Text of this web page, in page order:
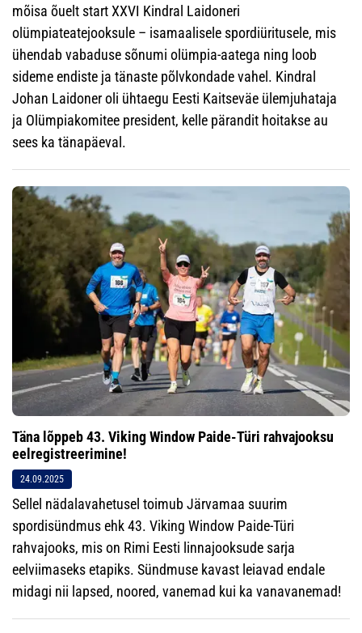
mõisa õuelt start XXVI Kindral Laidoneri
olümpiateatejooksule – isamaalisele spordiüritusele, mis
ühendab vabaduse sõnumi olümpia-aatega ning loob
sideme endiste ja tänaste põlvkondade vahel. Kindral
Johan Laidoner oli ühtaegu Eesti Kaitseväe ülemjuhataja
ja Olümpiakomitee president, kelle pärandit hoitakse au
sees ka tänapäeval.
Täna lõppeb 43. Viking Window Paide-Türi rahvajooksu
eelregistreerimine!
24.09.2025
Sellel nädalavahetusel toimub Järvamaa suurim
spordisündmus ehk 43. Viking Window Paide-Türi
rahvajooks, mis on Rimi Eesti linnajooksude sarja
eelviimaseks etapiks. Sündmuse kavast leiavad endale
midagi nii lapsed, noored, vanemad kui ka vanavanemad!